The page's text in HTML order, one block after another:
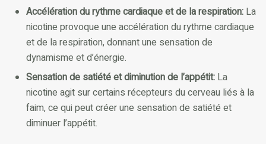
Accélération du rythme cardiaque et de la respiration: La
nicotine provoque une accélération du rythme cardiaque
et de la respiration, donnant une sensation de
dynamisme et d’énergie.
Sensation de satiété et diminution de l’appétit: La
nicotine agit sur certains récepteurs du cerveau liés à la
faim, ce qui peut créer une sensation de satiété et
diminuer l’appétit.